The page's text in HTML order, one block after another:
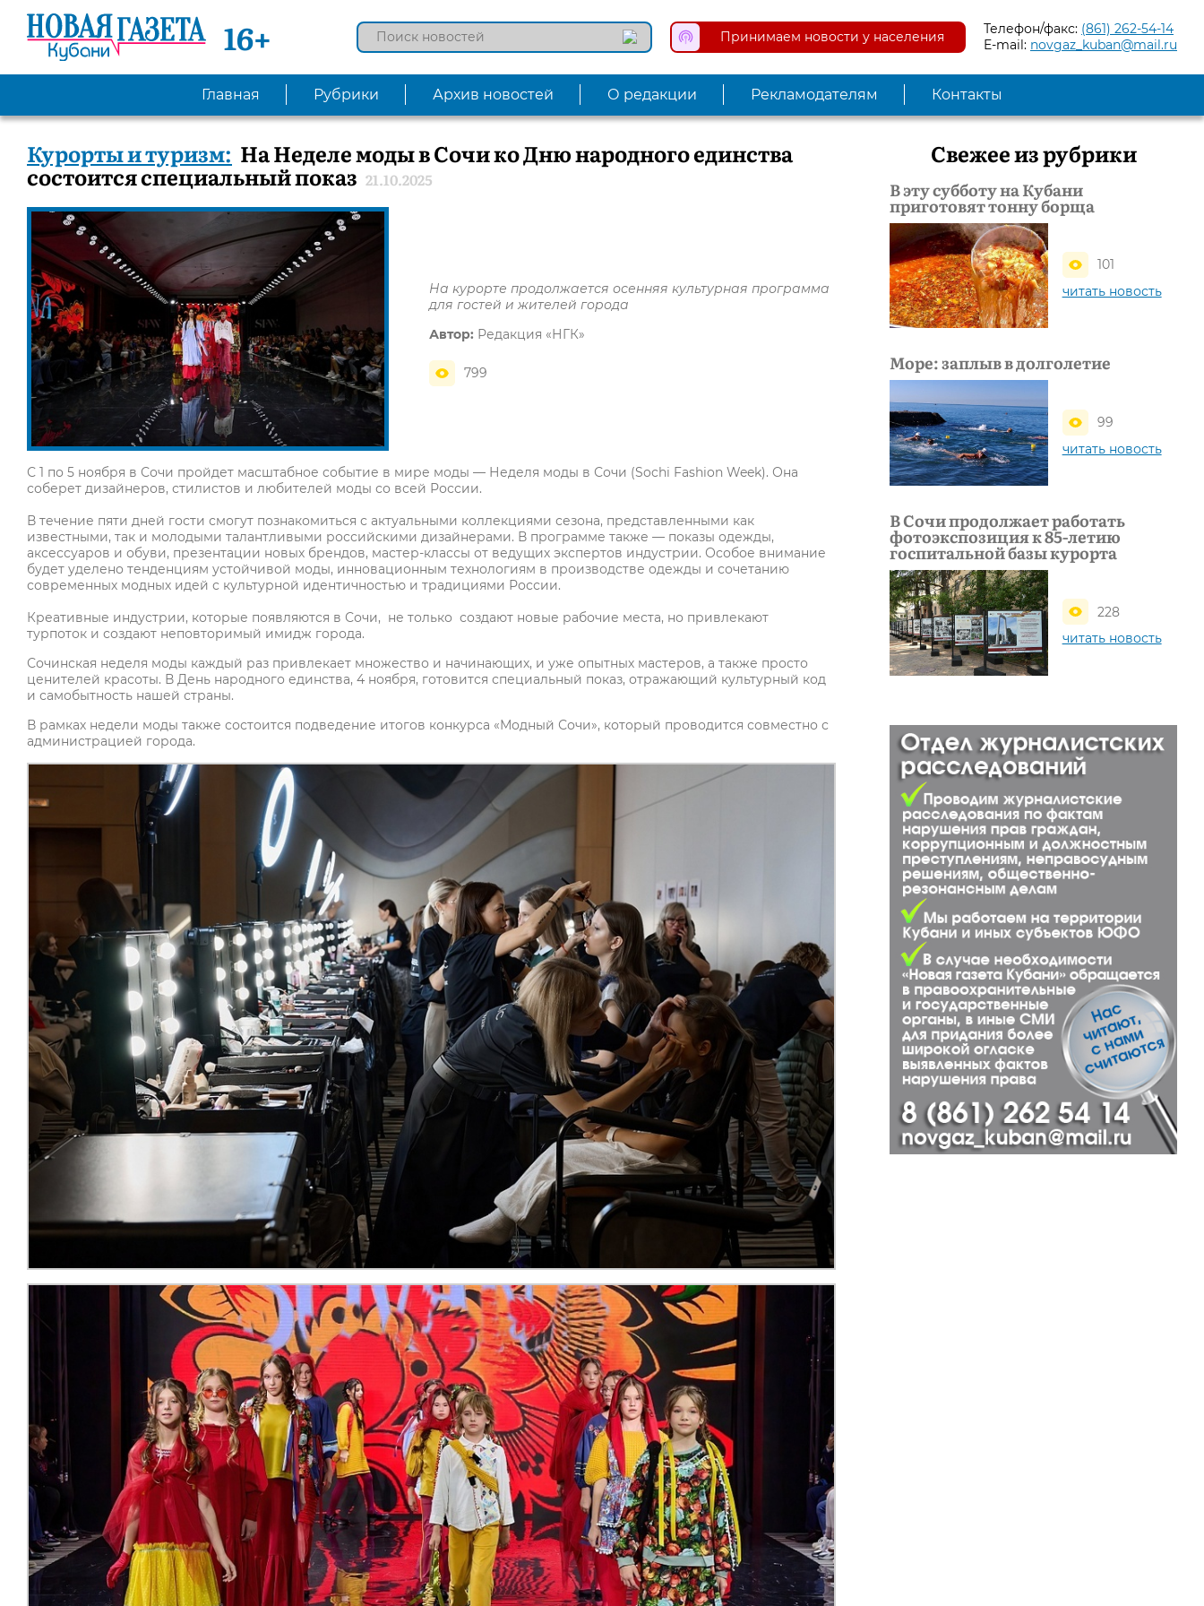
16+ Принимаем новости у населения Телефон/факс: (861) 262-54-14
E-mail: novgaz_kuban@mail.ru
Главная Рубрики Архив новостей О редакции Рекламодателям Контакты
Курорты и туризм: На Неделе моды в Сочи ко Дню народного единства
состоится специальный показ 21.10.2025
На курорте продолжается осенняя культурная программа
для гостей и жителей города
Автор: Редакция «НГК»
799
С 1 по 5 ноября в Сочи пройдет масштабное событие в мире моды — Неделя моды в Сочи (Sochi Fashion Week). Она
соберет дизайнеров, стилистов и любителей моды со всей России.
В течение пяти дней гости смогут познакомиться с актуальными коллекциями сезона, представленными как
известными, так и молодыми талантливыми российскими дизайнерами. В программе также — показы одежды,
аксессуаров и обуви, презентации новых брендов, мастер-классы от ведущих экспертов индустрии. Особое внимание
будет уделено тенденциям устойчивой моды, инновационным технологиям в производстве одежды и сочетанию
современных модных идей с культурной идентичностью и традициями России.
Креативные индустрии, которые появляются в Сочи, не только создают новые рабочие места, но привлекают
турпоток и создают неповторимый имидж города.
Сочинская неделя моды каждый раз привлекает множество и начинающих, и уже опытных мастеров, а также просто
ценителей красоты. В День народного единства, 4 ноября, готовится специальный показ, отражающий культурный код
и самобытность нашей страны.
В рамках недели моды также состоится подведение итогов конкурса «Модный Сочи», который проводится совместно с
администрацией города.
Свежее из рубрики
В эту субботу на Кубани
приготовят тонну борща
101
читать новость
Море: заплыв в долголетие
99
читать новость
В Сочи продолжает работать
фотоэкспозиция к 85-летию
госпитальной базы курорта
228
читать новость